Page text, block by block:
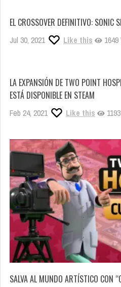
EL CROSSOVER DEFINITIVO: SONIC
Jul 30, 2021 Like this
LA EXPANSIÓN DE TWO POINT
ESTÁ DISPONIBLE EN STEAM
Feb 24, 2021 Like this
SALVA AL MUNDO ARTÍSTICO CON